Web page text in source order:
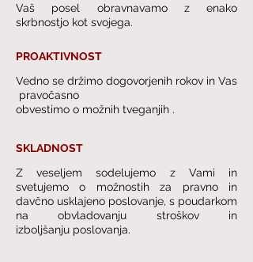
Vaš posel obravnavamo z enako
skrbnostjo kot svojega.​
PROAKTIVNOST
Vedno se držimo dogovorjenih rokov in Vas
pravočasno
obvestimo o možnih tveganjih .
SKLADNOST
Z veseljem sodelujemo z Vami in
svetujemo o možnostih za pravno in
davčno usklajeno poslovanje, s poudarkom
na obvladovanju stroškov in
izboljšanju poslovanja.